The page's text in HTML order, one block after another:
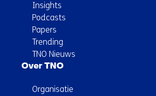
Insights
Podcasts
Papers
Trending
TNO Nieuws
Over TNO
Organisatie